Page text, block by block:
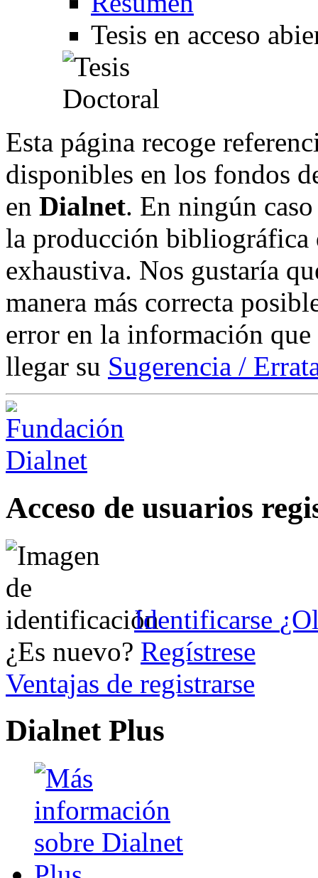
Tesis en acceso
Esta página recoge
disponibles en los fondos
en Dialnet. En ningún
la producción bibliográfica
exhaustiva. Nos gustaría
manera más correcta
error en la información
llegar su Sugerencia /
Acceso de usuarios
Identificarse
¿Es nuevo? Regístrese
Ventajas de registrarse
Dialnet Plus